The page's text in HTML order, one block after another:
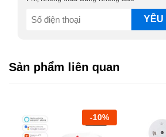
Khi cắm điện và để vài giây thiết bị vào
cấp độ 3 đến 9 thì mức độ nguy hiểm
tăng dần thì đèn Led ALARM sẽ sáng
báo động sẽ vang lên liên tục cho đến
SĐT
Sản phẩm liên quan
-10%